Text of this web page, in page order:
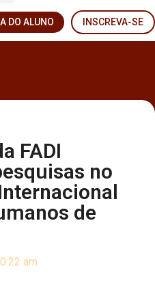
DO ALUNO INSCREVA-SE
FADI
no
de
am